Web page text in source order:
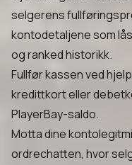
selgerens
kontodetaljene som
og ranked historikk.
Fullfør kassen ved
kredittkort eller
PlayerBay-saldo.
Motta dine
ordrechatten, hvor